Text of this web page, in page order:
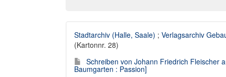
Stadtarchiv (Halle, Saale) ; Verlagsarchiv
(Kartonnr. 28)
Schreiben von Johann Friedrich Fleischer
Baumgarten : Passion]